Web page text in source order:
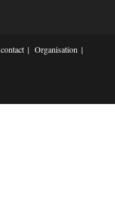
contact
Organisation